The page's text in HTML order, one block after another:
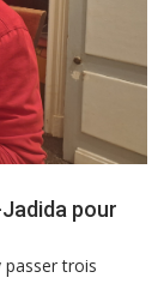
pour
passer trois